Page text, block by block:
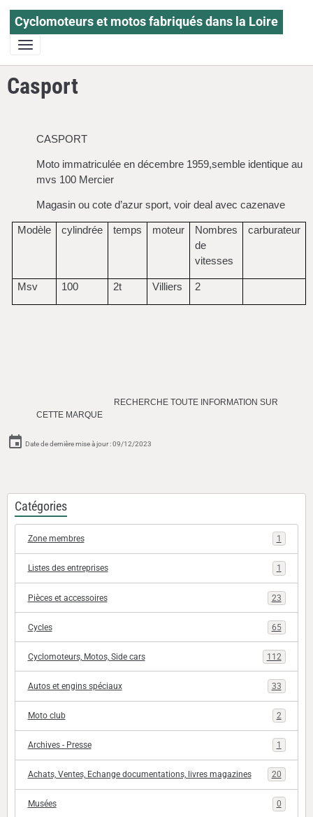
Cyclomoteurs et motos fabriqués dans la Loire
Casport
CASPORT
Moto immatriculée en décembre 1959,semble identique au
mvs 100 Mercier
Magasin ou cote d’azur sport, voir deal avec cazenave
Modèle cylindrée temps moteur
Nombres
de
vitesses
carburateur
Msv 100 2t Villiers 2
RECHERCHE TOUTE INFORMATION SUR
CETTE MARQUE
Date de dernière mise à jour : 09/12/2023
Catégories
Zone membres 1
Listes des entreprises 1
Pièces et accessoires 23
Cycles 65
Cyclomoteurs, Motos, Side cars 112
Autos et engins spéciaux 33
Moto club 2
Archives - Presse 1
Achats, Ventes, Echange documentations, livres magazines 20
Musées 0